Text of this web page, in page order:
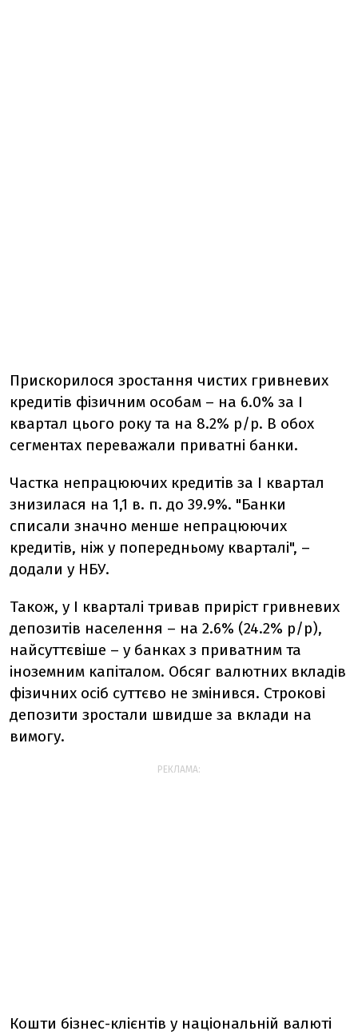
Прискорилося зростання чистих гривневих
кредитів фізичним особам – на 6.0% за I
квартал цього року та на 8.2% р/р. В обох
сегментах переважали приватні банки.
Частка непрацюючих кредитів за I квартал
знизилася на 1,1 в. п. до 39.9%. "Банки
списали значно менше непрацюючих
кредитів, ніж у попередньому кварталі", –
додали у НБУ.
Також, у І кварталі тривав приріст гривневих
депозитів населення – на 2.6% (24.2% р/р),
найсуттєвіше – у банках з приватним та
іноземним капіталом. Обсяг валютних вкладів
фізичних осіб суттєво не змінився. Строкові
депозити зростали швидше за вклади на
вимогу.
РЕКЛАМА:
Кошти бізнес-клієнтів у національній валюті